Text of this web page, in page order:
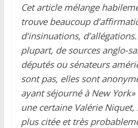
Cet article mélange
trouve beaucoup
d’insinuations,
plupart, de sources anglo-
députés ou sénateurs
sont pas, elles sont
ayant séjourné à New
une certaine Valérie Niquet,
plus citée et très